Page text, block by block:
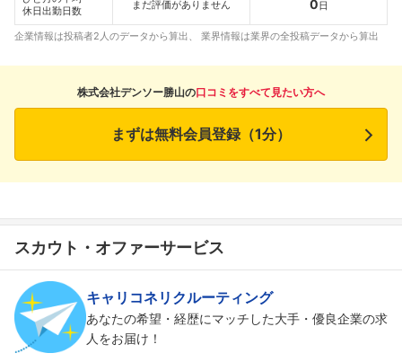
フォローしました
休日出勤日数
まだ評価がありません 0日
企業情報は投稿者2人のデータから算出、 業界情報は業界の全投稿データから算出
株式会社デンソー勝山の口コミをすべて見たい方へ
まずは無料会員登録（1分）
スカウト・オファーサービス
キャリコネリクルーティング
あなたの希望・経歴にマッチした大手・優良企業の求
人をお届け！